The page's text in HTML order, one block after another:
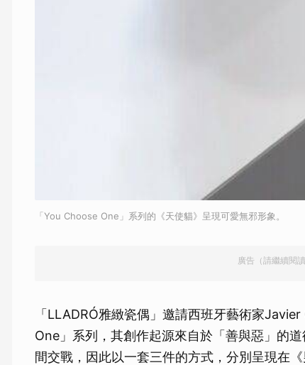
「You Choose One」系列的《天使貓》呈現可愛無邪形象。
廣告（請繼續閱讀
「LLADRÓ雅緻瓷偶」邀請西班牙藝術家
One」系列，其創作起源來自於「善與惡」的
間交戰，因此以一套三件的方式，分別呈現在